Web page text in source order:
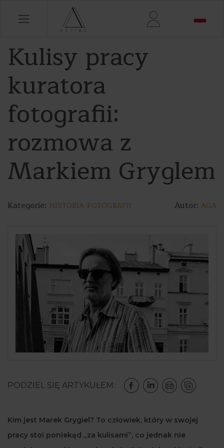
Kulisy pracy
kuratora
fotografii:
rozmowa z
Markiem Gryglem
Kategorie: HISTORIA-FOTOGRAFII Autor: AGA
PODZIEL SIĘ ARTYKUŁEM:
Kim jest Marek Grygiel? To człowiek, który w swojej
pracy stoi poniekąd „za kulisami”, co jednak nie